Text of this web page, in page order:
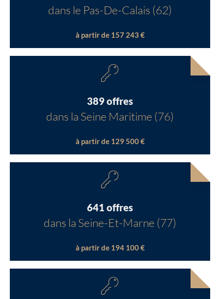
dans le Pas-De-Calais (62)
à partir de 157 243 €
389 offres
dans la Seine Maritime (76)
à partir de 129 500 €
641 offres
dans la Seine-Et-Marne (77)
à partir de 194 100 €